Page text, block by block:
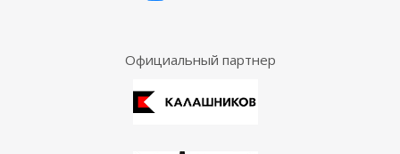
Официальный партнер